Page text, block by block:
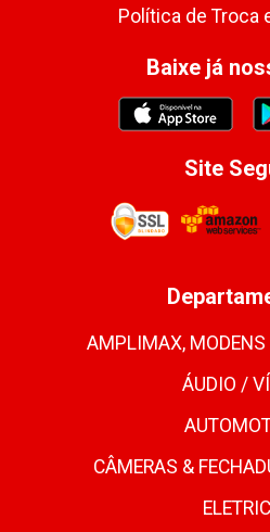
Política de Troca
Baixe já
Site
AMPLIMAX, MODENS
ÁUDIO /
CÂMERAS &